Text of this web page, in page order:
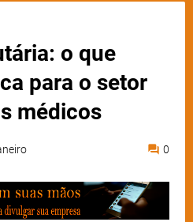
o que
para o setor
médicos
0